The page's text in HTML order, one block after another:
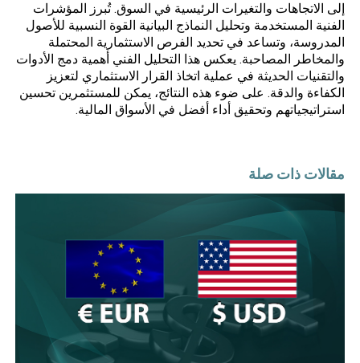
إلى الاتجاهات والتغيرات الرئيسية في السوق. تُبرز المؤشرات
الفنية المستخدمة وتحليل النماذج البيانية القوة النسبية للأصول
المدروسة، وتساعد في تحديد الفرص الاستثمارية المحتملة
والمخاطر المصاحبة. يعكس هذا التحليل الفني أهمية دمج الأدوات
والتقنيات الحديثة في عملية اتخاذ القرار الاستثماري لتعزيز
الكفاءة والدقة. على ضوء هذه النتائج، يمكن للمستثمرين تحسين
استراتيجياتهم وتحقيق أداء أفضل في الأسواق المالية.
مقالات ذات صلة